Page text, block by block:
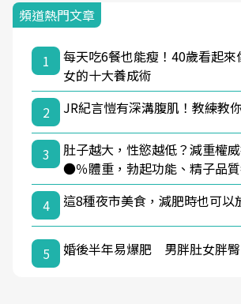
頻道熱門文章
1
每天吃6餐也能瘦！40歲看起
女的十大養成術
2
JR紀言愷有深溝腹肌！教練教
3
肚子越大，性慾越低？減重權
●％體重，勃起功能、精子品
4
這8種夜市美食，減肥時也可以
5 婚後半年易爆肥 男胖肚女胖臀